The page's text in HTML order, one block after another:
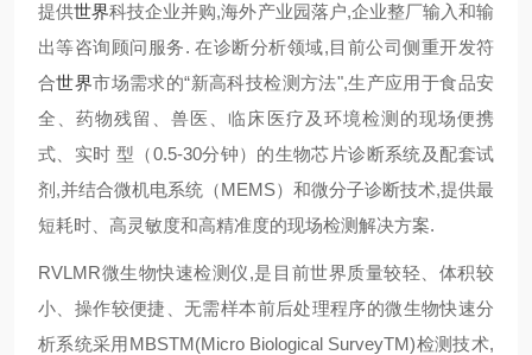
提供世界科技企业并购,海外产业园落户,企业整厂输入和输
出等咨询顾问服务. 在诊断分析领域,目前公司侧重开发符
合世界市场需求的“新高科技检测方法",生产应用于食品安
全、药物残留、兽医、临床医疗及环境检测的现场便携
式、实时 型（0.5-30分钟）的生物芯片诊断系统及配套试
剂,并结合微机电系统（MEMS）和微分子诊断技术,提供最
短耗时、高灵敏度和高精准度的现场检测解决方案.
RVLMR微生物快速检测仪,是目前世界质量较轻、体积较
小、操作较便捷、无需样本前后处理程序的微生物快速分
析系统采用MBSTM(Micro Biological SurveyTM)检测技术,